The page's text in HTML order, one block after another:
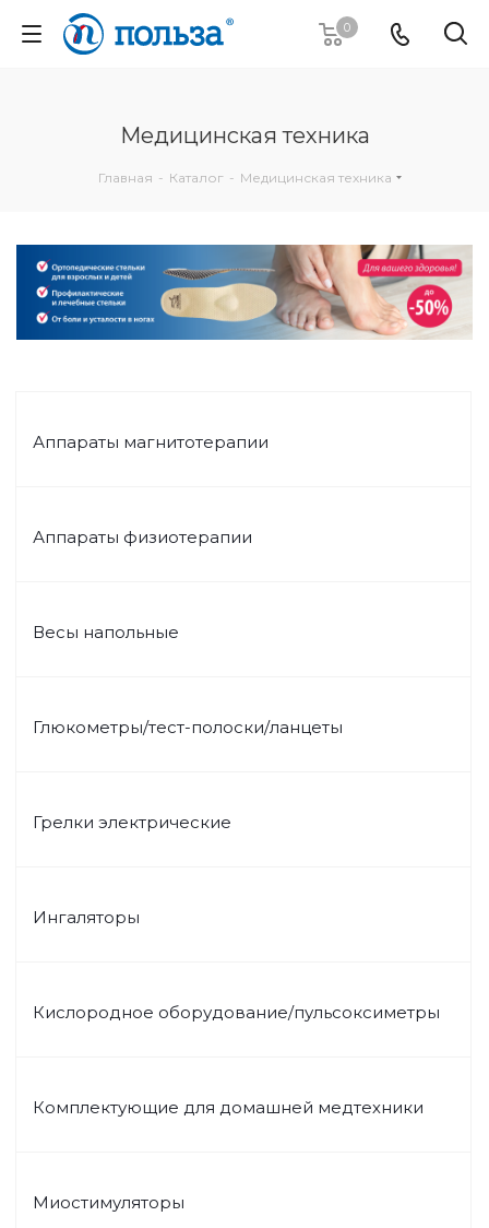
0
Медицинская техника
Главная - Каталог - Медицинская техника
Аппараты магнитотерапии
Аппараты физиотерапии
Весы напольные
Глюкометры/тест-полоски/ланцеты
Грелки электрические
Ингаляторы
Кислородное оборудование/пульсоксиметры
Комплектующие для домашней медтехники
Миостимуляторы